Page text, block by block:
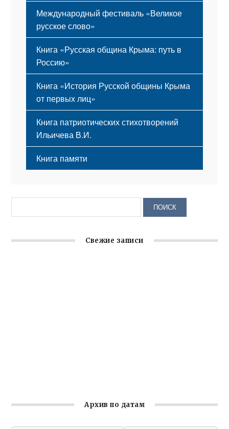
Международный фестиваль «Великое
русское слово»
Книга «Русская община Крыма: путь в
Россию»
Книга «История Русской общины Крыма
от первых лиц»
Книга патриотических стихотворений
Ильичева В.И.
Книга памяти
Свежие записи
Архив по датам